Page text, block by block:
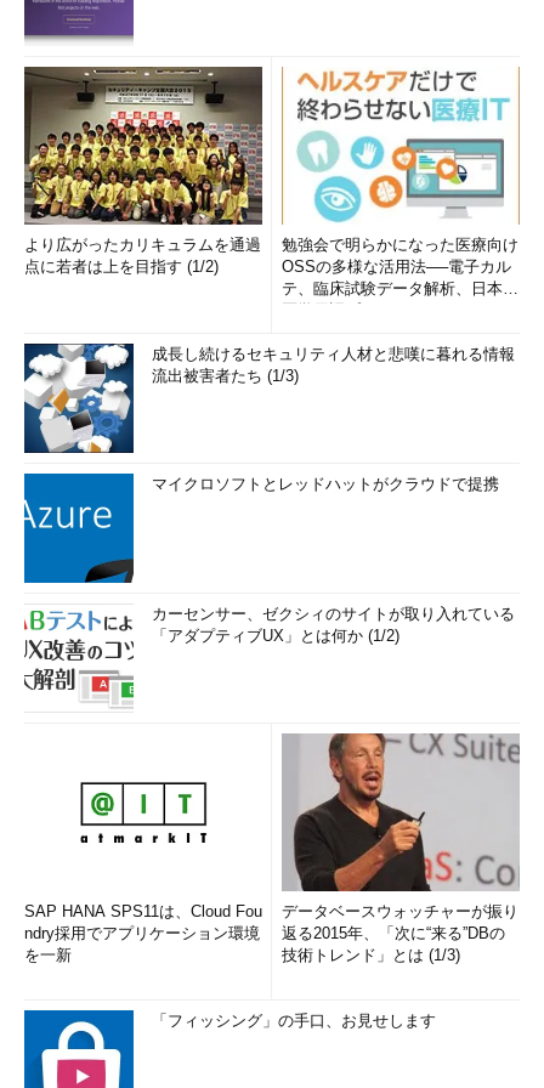
より広がったカリキュラムを通過
点に若者は上を目指す (1/2)
勉強会で明らかになった医療向け
OSSの多様な活用法──電子カル
テ、臨床試験データ解析、日本語
成長し続けるセキュリティ人材と悲嘆に暮れる情報
流出被害者たち (1/3)
マイクロソフトとレッドハットがクラウドで提携
カーセンサー、ゼクシィのサイトが取り入れている
「アダプティブUX」とは何か (1/2)
SAP HANA SPS11は、Cloud Fou
ndry採用でアプリケーション環境
を一新
データベースウォッチャーが振り
返る2015年、「次に“来る”DBの
技術トレンド」とは (1/3)
「フィッシング」の手口、お見せします